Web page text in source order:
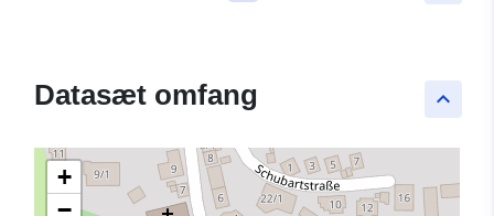
keyboard_arrow_up
Datasæt omfang
+
−